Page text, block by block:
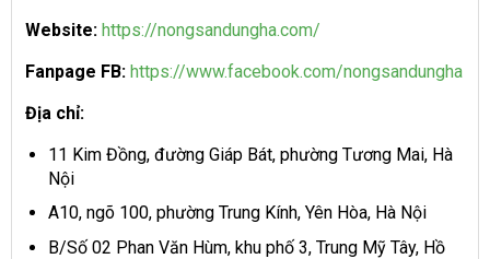
Website: https://nongsandungha.com/
Fanpage FB: https://www.facebook.com/nongsandungha
Địa chỉ:
11 Kim Đồng, đường Giáp Bát, phường Tương Mai, Hà
Nội
A10, ngõ 100, phường Trung Kính, Yên Hòa, Hà Nội
B/Số 02 Phan Văn Hùm, khu phố 3, Trung Mỹ Tây, Hồ